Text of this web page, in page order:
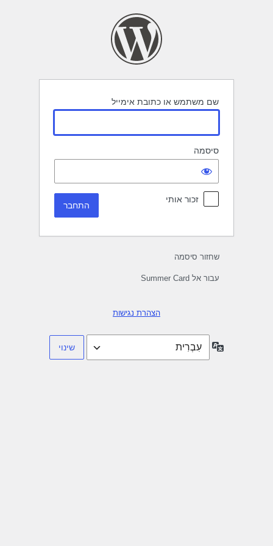
שם משתמש או כתובת אימייל
סיסמה
זכור אותי
שחזור סיסמה
עבור אל Summer Card
הצהרת נגישות
שפה